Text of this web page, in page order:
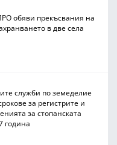
обяви прекъсвания на
в две села
служби по земеделие
за регистрите и
за стопанската
година